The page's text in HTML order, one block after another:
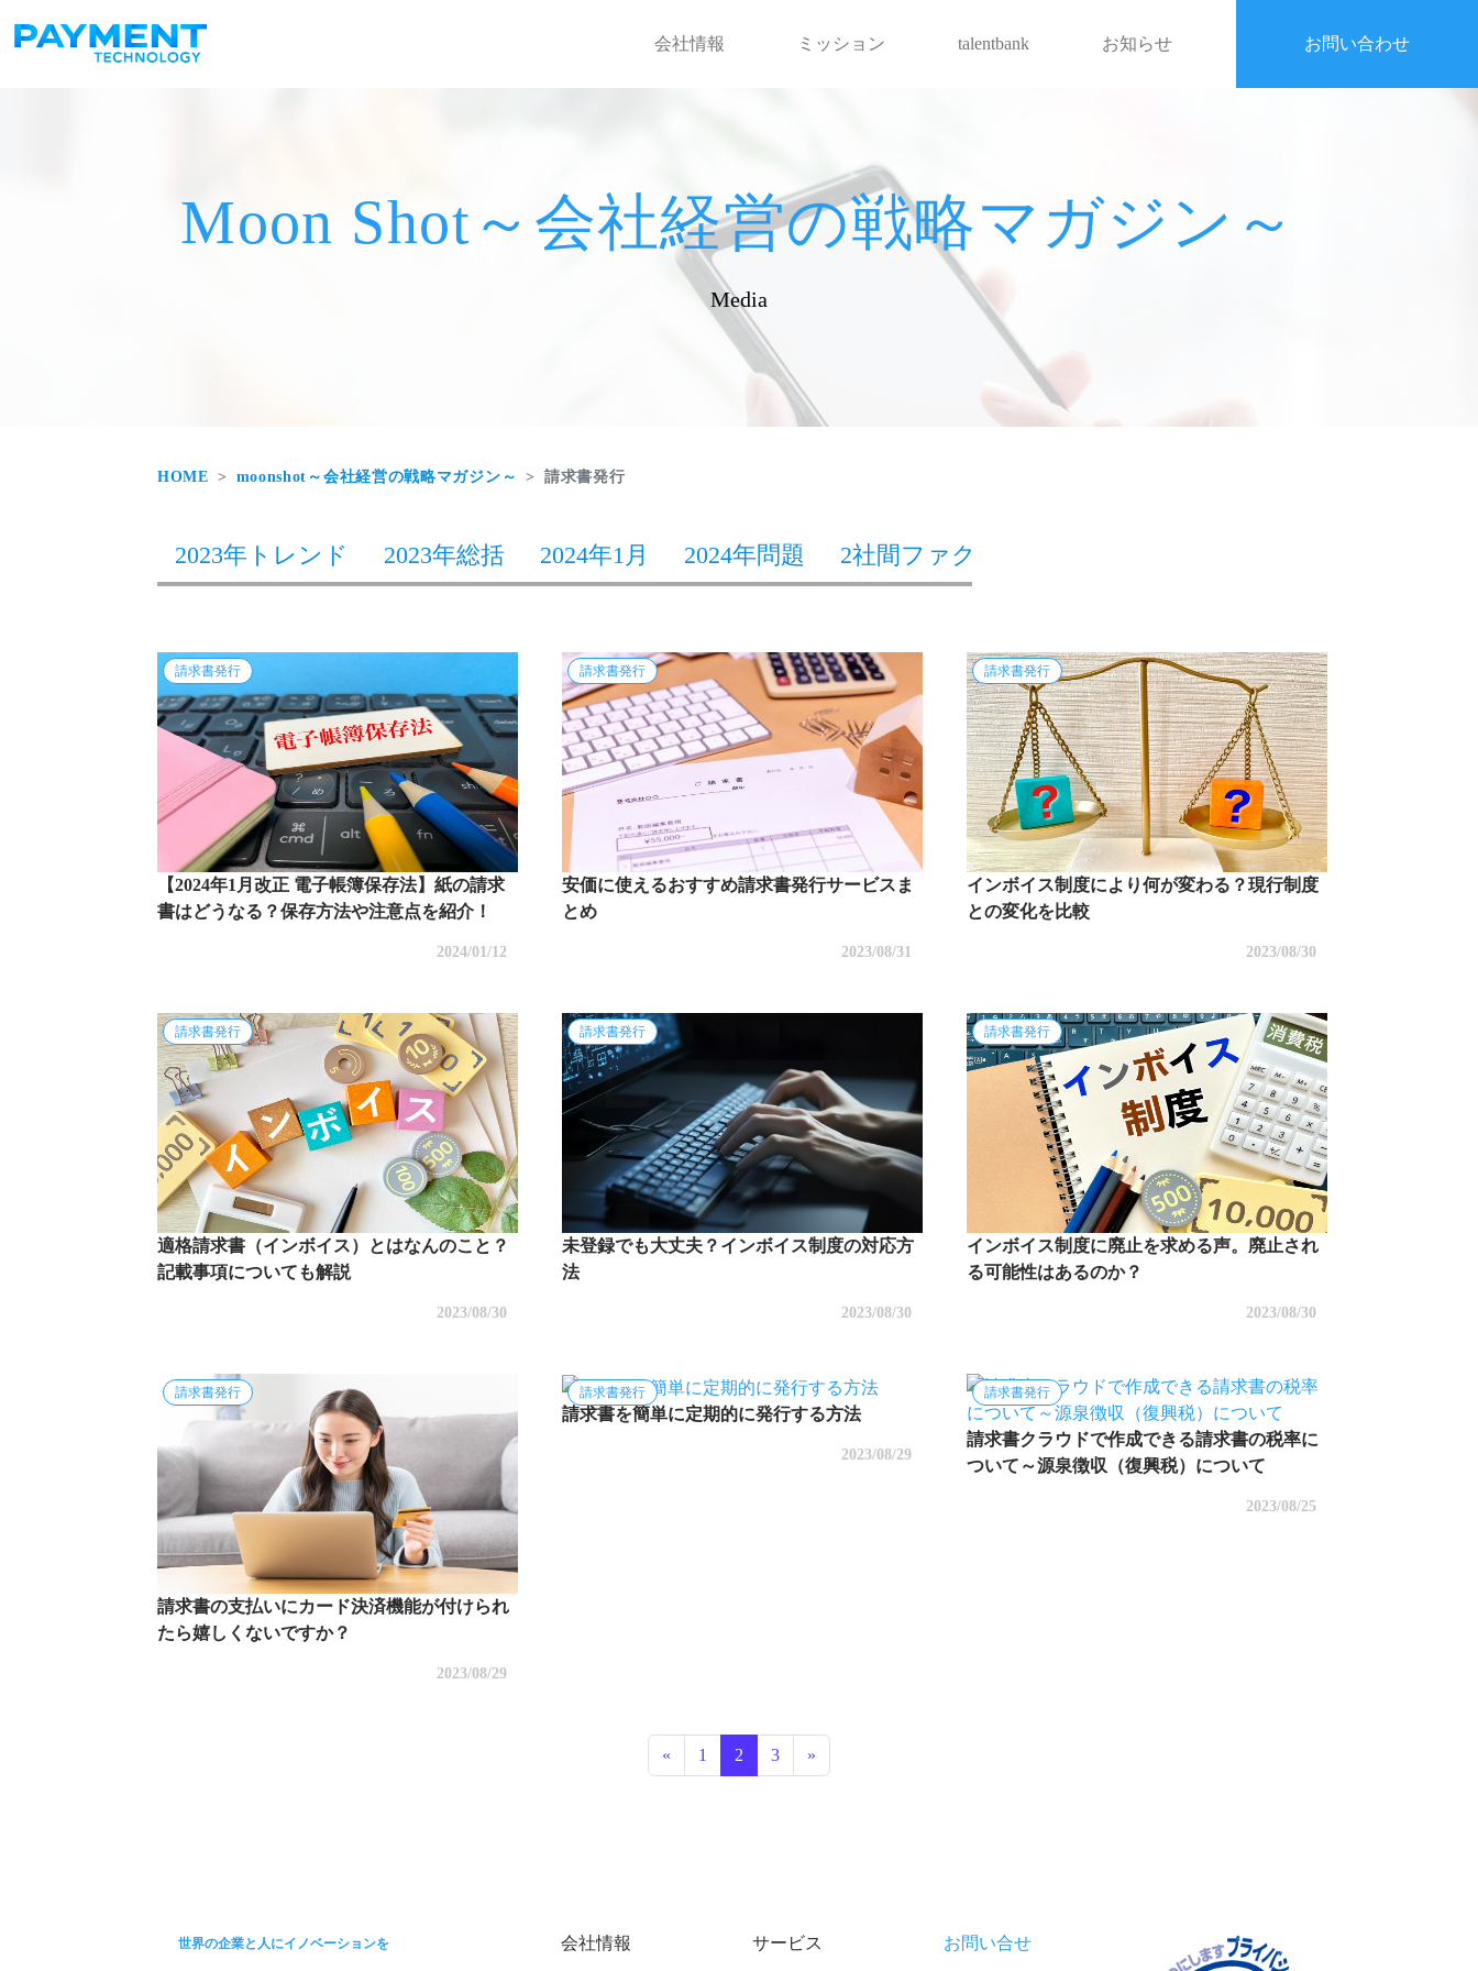
コンテンツへスキップ
メインナビゲーション 会社情報 ミッション talentbank お知らせ お問い合わせ
Moon Shot～会社経営の戦略マガジン～
Media
HOME moonshot～会社経営の戦略マガジン～ 請求書発行
2023年トレンド 2023年総括 2024年1月 2024年問題 2社間ファクタリング
請求書発行
【2024年1月改正 電子帳簿保存法】紙の請求
書はどうなる？保存方法や注意点を紹介！
2024/01/12
請求書発行
安価に使えるおすすめ請求書発行サービスま
とめ
2023/08/31
請求書発行
インボイス制度により何が変わる？現行制度
との変化を比較
2023/08/30
請求書発行
適格請求書（インボイス）とはなんのこと？
記載事項についても解説
2023/08/30
請求書発行
未登録でも大丈夫？インボイス制度の対応方
法
2023/08/30
請求書発行
インボイス制度に廃止を求める声。廃止され
る可能性はあるのか？
2023/08/30
請求書発行
請求書の支払いにカード決済機能が付けられ
たら嬉しくないですか？
2023/08/29
請求書発行
請求書を簡単に定期的に発行する方法
2023/08/29
請求書発行
請求書クラウドで作成できる請求書の税率に
ついて～源泉徴収（復興税）について
2023/08/25
投稿ナビゲーション
« 1 2 3 »
世界の企業と人にイノベーションを 会社情報 サービス お問い合せ